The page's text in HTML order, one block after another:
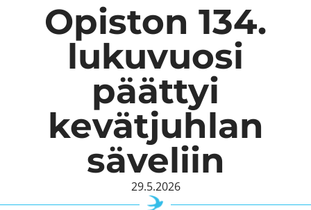
Opiston 134.
lukuvuosi
päättyi
kevätjuhlan
säveliin
29.5.2026